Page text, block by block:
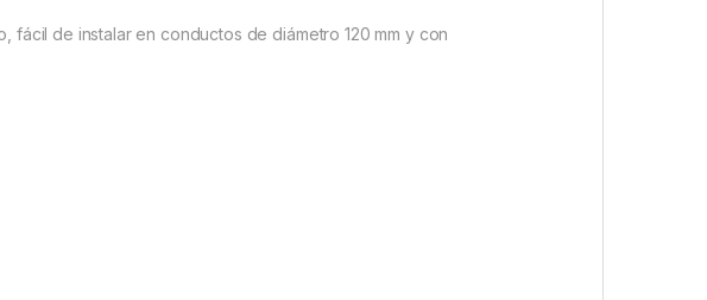
de instalar en conductos de diámetro 120 mm y con